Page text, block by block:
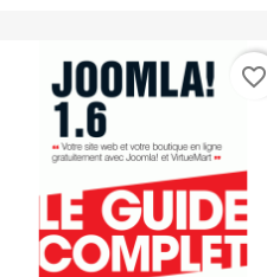
favorite_border